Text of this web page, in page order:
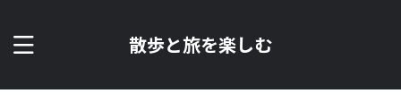
散歩と旅を楽しむ